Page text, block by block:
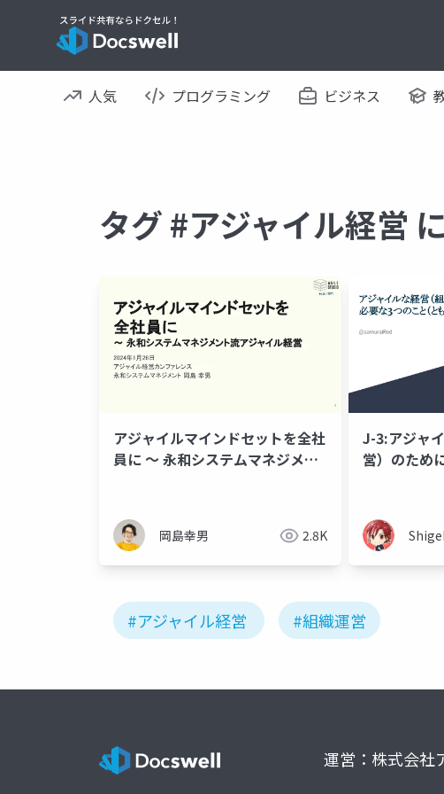
人気 プログラミング ビジネス
タグ #アジャイル経営
アジャイルマインドセットを全社
員に ～ 永和システムマネジメン
岡島幸男 2.8K
J-3:アジャ
営）のため
#アジャイル経営 #組織運営
運営：株式会社